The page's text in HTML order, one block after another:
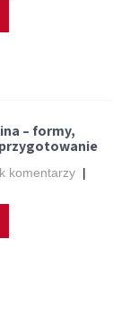
– formy,
komentarzy |